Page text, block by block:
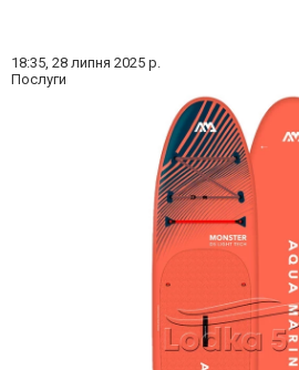
18:35, 28 липня 2025 р.
Послуги